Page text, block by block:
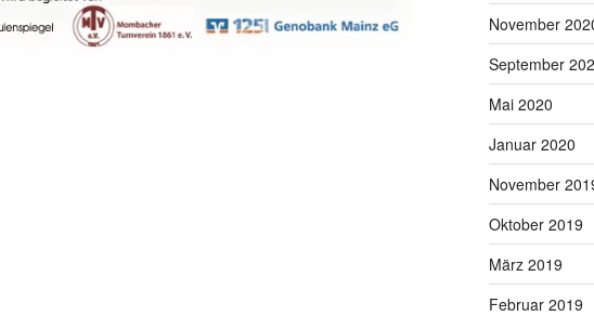
November
September
Mai 2020
Januar 2020
November
Oktober 2019
März 2019
Februar 2019